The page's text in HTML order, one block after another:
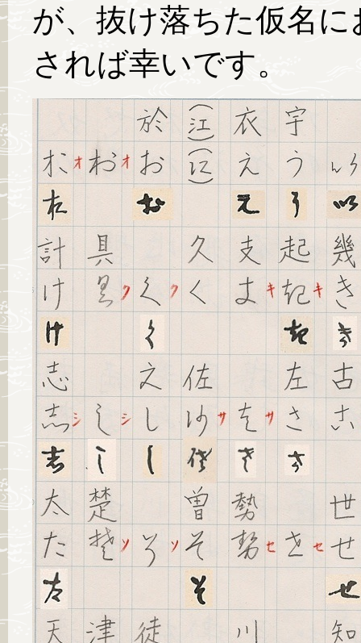
が、抜け落ちた仮名
されば幸いです。